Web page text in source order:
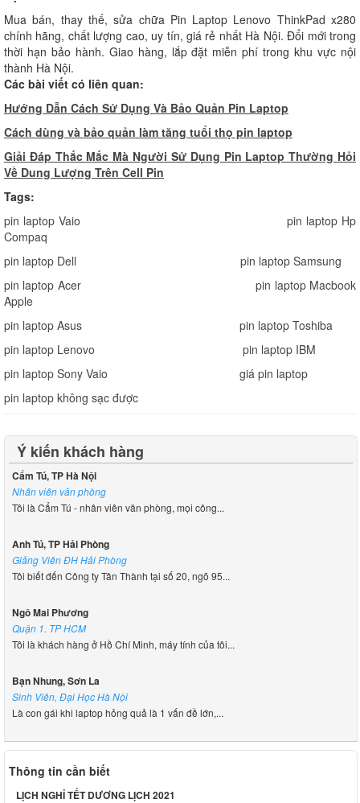
Mua bán, thay thế, sửa chữa Pin Laptop Lenovo ThinkPad x280
chính hãng, chất lượng cao, uy tín, giá rẻ nhất Hà Nội. Đổi mới trong
thời hạn bảo hành. Giao hàng, lắp đặt miễn phí trong khu vực nội
thành Hà Nội.
Các bài viết có liên quan:
Hướng Dẫn Cách Sử Dụng Và Bảo Quản Pin Laptop
Cách dùng và bảo quản làm tăng tuổi thọ pin laptop
Giải Đáp Thắc Mắc Mà Người Sử Dụng Pin Laptop Thường Hỏi
Về Dung Lượng Trên Cell Pin
Tags:
pin laptop Vaio
pin laptop Hp
Compaq
pin laptop Dell
pin laptop Samsung
pin laptop Acer
pin laptop Macbook
Apple
pin laptop Asus
pin laptop Toshiba
pin laptop Lenovo
pin laptop IBM
pin laptop Sony Vaio
giá pin laptop
pin laptop không sạc được
Ý kiến khách hàng
Cẩm Tú, TP Hà Nội
Nhân viên văn phòng
Tôi là Cẩm Tú - nhân viên văn phòng, mọi công...
Anh Tú, TP Hải Phòng
Giảng Viên ĐH Hải Phòng
Tôi biết đến Công ty Tân Thành tại số 20, ngõ 95...
Ngô Mai Phương
Quận 1. TP HCM
Tôi là khách hàng ở Hồ Chí Minh, máy tính của tôi...
Bạn Nhung, Sơn La
Sinh Viên, Đại Học Hà Nội
Là con gái khi laptop hỏng quả là 1 vấn đề lớn,...
Thông tin cần biết
LỊCH NGHỈ TẾT DƯƠNG LỊCH 2021